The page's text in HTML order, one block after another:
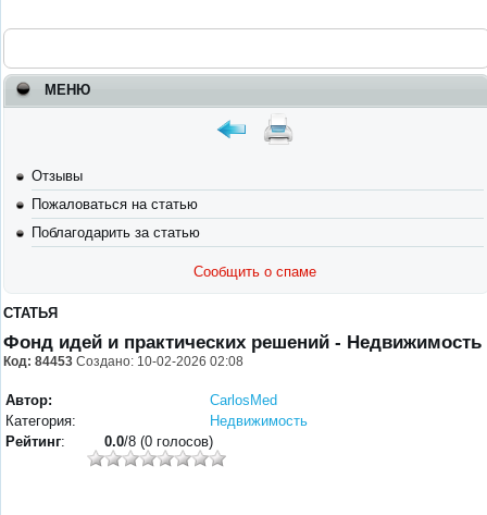
МЕНЮ
Отзывы
Пожаловаться на статью
Поблагодарить за статью
Сообщить о спаме
СТАТЬЯ
Фонд идей и практических решений - Недвижимость
Код: 84453 Создано: 10-02-2026 02:08
Автор:
CarlosMed
Категория:
Недвижимость
Рейтинг: 0.0/8 (0 голосов)